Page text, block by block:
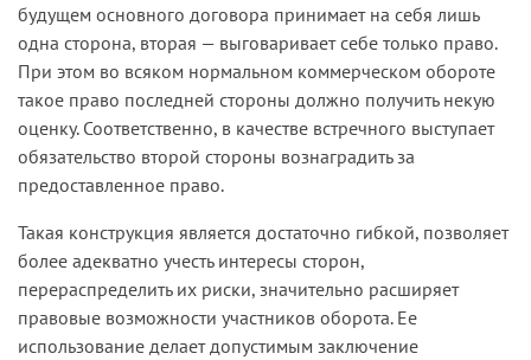
будущем основного договора принимает на себя лишь
одна сторона, вторая — выговаривает себе только право.
При этом во всяком нормальном коммерческом обороте
такое право последней стороны должно получить некую
оценку. Соответственно, в качестве встречного выступает
обязательство второй стороны вознаградить за
предоставленное право.
Такая конструкция является достаточно гибкой, позволяет
более адекватно учесть интересы сторон,
перераспределить их риски, значительно расширяет
правовые возможности участников оборота. Ее
использование делает допустимым заключение